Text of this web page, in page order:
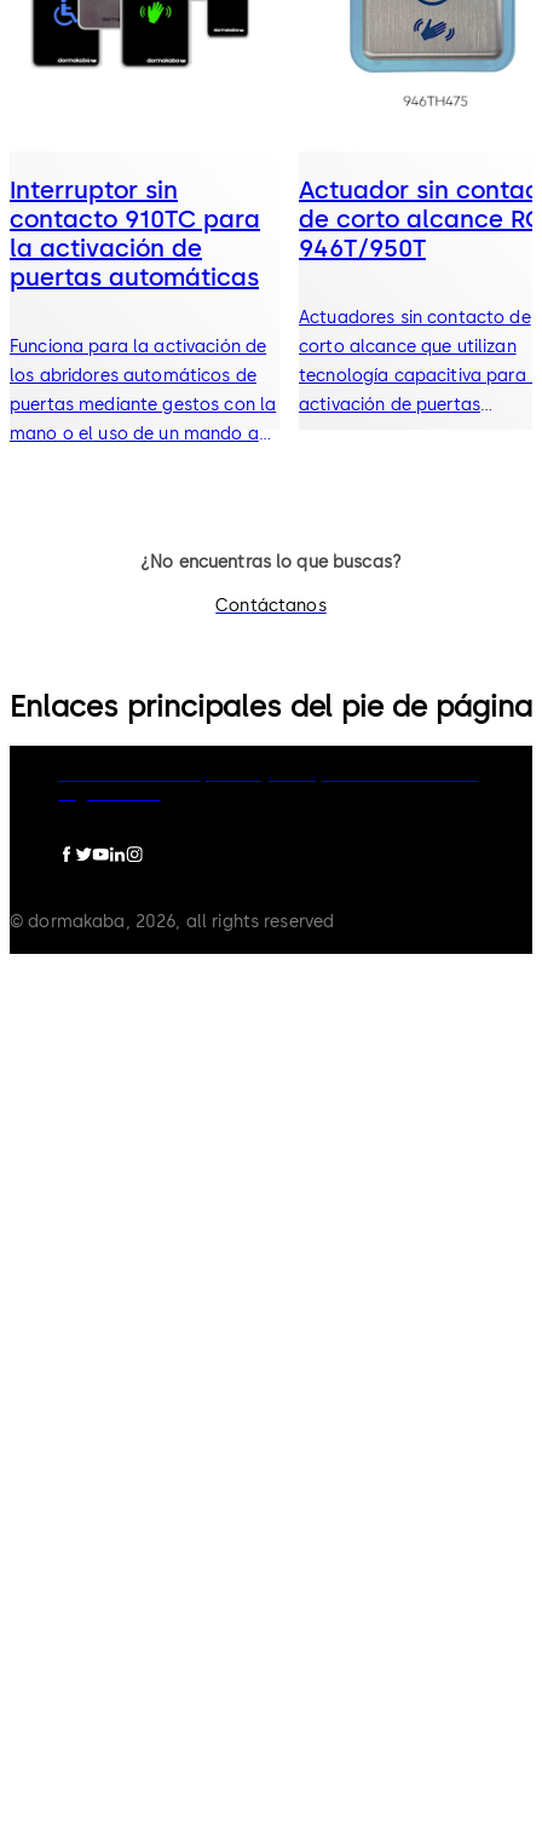
Interruptor sin
contacto 910TC para
la activación de
puertas automáticas
Funciona para la activación de
los abridores automáticos de
puertas mediante gestos con la
mano o el uso de un mando a
Actuador sin
de corto alcance
946T/950T
Actuadores sin contacto de
corto alcance que utilizan
tecnología capacitiva para
activación de puertas
¿No encuentras lo que buscas?
Contáctanos
Enlaces principales del pie de página
© dormakaba, 2026, all rights reserved